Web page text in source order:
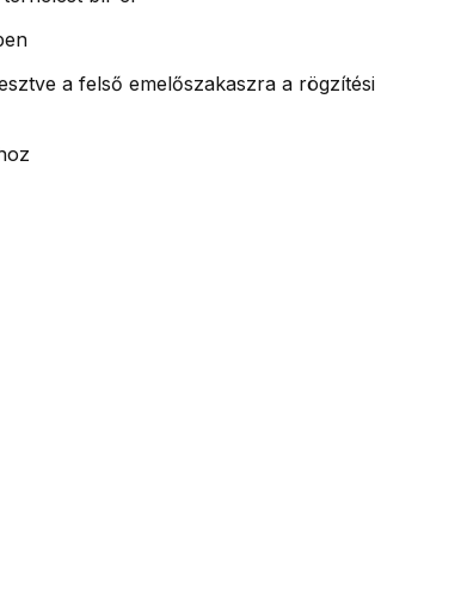
a felső emelőszakaszra a rögzítési